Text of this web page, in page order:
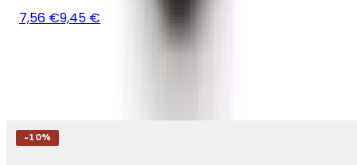
7,56 €9,45 €
-10%